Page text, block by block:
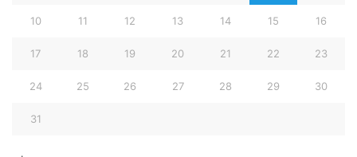
10 11 12 13 14 15 16
17 18 19 20 21 22 23
24 25 26 27 28 29 30
31